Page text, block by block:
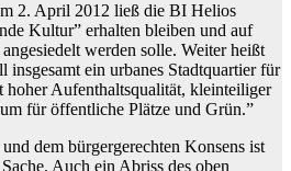
2. April 2012 ließ die BI Helios
Kultur” erhalten bleiben und auf
werden solle. Weiter heißt
insgesamt ein urbanes Stadtquartier für
hoher Aufenthaltsqualität, kleinteiliger
für öffentliche Plätze und Grün.”
dem bürgergerechten Konsens ist
Auch ein Abriss des oben